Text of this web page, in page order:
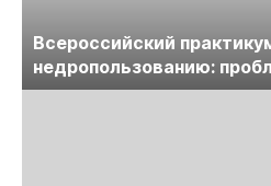
Всероссийский
недропользованию:
лицензирования,